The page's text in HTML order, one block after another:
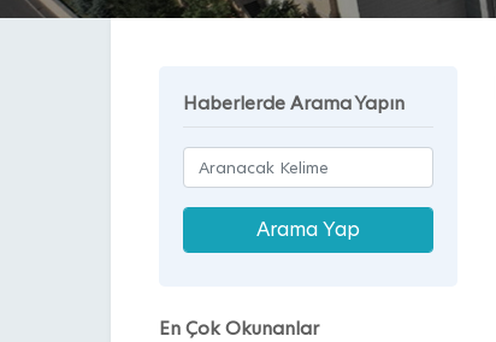
Haberlerde Arama Yapın
En Çok Okunanlar